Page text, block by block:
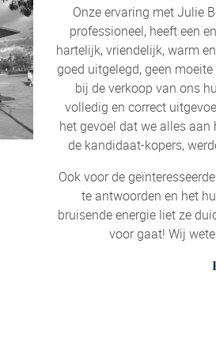
Onze ervaring met Julie
professioneel, heeft een
hartelijk, vriendelijk, warm
goed uitgelegd, geen
bij de verkoop van ons
volledig en correct
het gevoel dat we alles
de kandidaat-kopers,
Ook voor de
te antwoorden en het
bruisende energie liet ze
voor gaat! Wij